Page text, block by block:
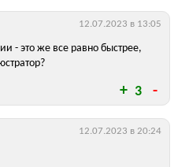
3
- это же все равно быстрее,
12.07.2023 в 13:05
12.07.2023 в 20:24